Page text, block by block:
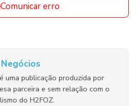
Comunicar erro
uma publicação produzida por
parceira e sem relação com o
do H2FOZ.